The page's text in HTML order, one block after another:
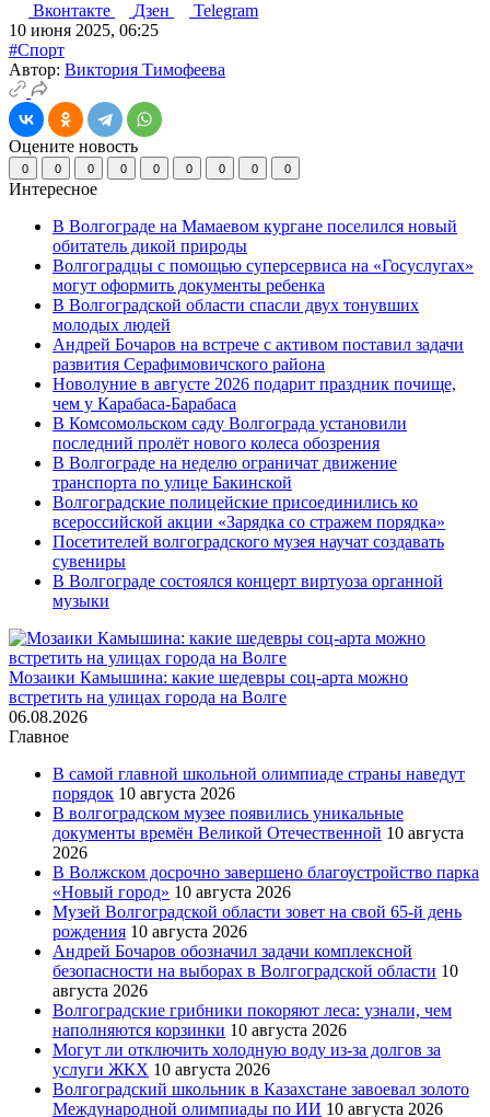
Вконтакте Дзен
Telegram
10 июня 2025, 06:25
#Спорт
Автор: Виктория Тимофеева
Оцените новость
0 0 0 0 0 0 0 0 0
Интересное
В Волгограде на Мамаевом кургане поселился новый
обитатель дикой природы
Волгоградцы с помощью суперсервиса на «Госуслугах»
могут оформить документы ребенка
В Волгоградской области спасли двух тонувших
молодых людей
Андрей Бочаров на встрече с активом поставил задачи
развития Серафимовичского района
Новолуние в августе 2026 подарит праздник почище,
чем у Карабаса-Барабаса
В Комсомольском саду Волгограда установили
последний пролёт нового колеса обозрения
В Волгограде на неделю ограничат движение
транспорта по улице Бакинской
Волгоградские полицейские присоединились ко
всероссийской акции «Зарядка со стражем порядка»
Посетителей волгоградского музея научат создавать
сувениры
В Волгограде состоялся концерт виртуоза органной
музыки
Мозаики Камышина: какие шедевры соц-арта можно
встретить на улицах города на Волге
06.08.2026
Главное
В самой главной школьной олимпиаде страны наведут
порядок 10 августа 2026
В волгоградском музее появились уникальные
документы времён Великой Отечественной 10 августа
2026
В Волжском досрочно завершено благоустройство парка
«Новый город» 10 августа 2026
Музей Волгоградской области зовет на свой 65-й день
рождения 10 августа 2026
Андрей Бочаров обозначил задачи комплексной
безопасности на выборах в Волгоградской области 10
августа 2026
Волгоградские грибники покоряют леса: узнали, чем
наполняются корзинки 10 августа 2026
Могут ли отключить холодную воду из-за долгов за
услуги ЖКХ 10 августа 2026
Волгоградский школьник в Казахстане завоевал золото
Международной олимпиады по ИИ 10 августа 2026